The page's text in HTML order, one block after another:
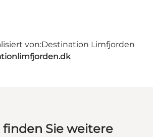
von:Destination Limfjorden
finden Sie weitere